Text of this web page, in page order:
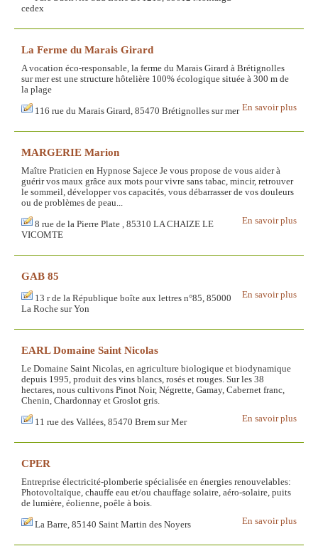
cedex
La Ferme du Marais Girard
A vocation éco-responsable, la ferme du Marais Girard à Brétignolles
sur mer est une structure hôtelière 100% écologique située à 300 m de
la plage
En savoir plus
116 rue du Marais Girard, 85470 Brétignolles sur mer
MARGERIE Marion
Maître Praticien en Hypnose Sajece Je vous propose de vous aider à
guérir vos maux grâce aux mots pour vivre sans tabac, mincir, retrouver
le sommeil, développer vos capacités, vous débarrasser de vos douleurs
ou de problèmes de peau...
En savoir plus
8 rue de la Pierre Plate , 85310 LA CHAIZE LE
VICOMTE
GAB 85
En savoir plus
13 r de la République boîte aux lettres n°85, 85000
La Roche sur Yon
EARL Domaine Saint Nicolas
Le Domaine Saint Nicolas, en agriculture biologique et biodynamique
depuis 1995, produit des vins blancs, rosés et rouges. Sur les 38
hectares, nous cultivons Pinot Noir, Négrette, Gamay, Cabernet franc,
Chenin, Chardonnay et Groslot gris.
En savoir plus
11 rue des Vallées, 85470 Brem sur Mer
CPER
Entreprise électricité-plomberie spécialisée en énergies renouvelables:
Photovoltaïque, chauffe eau et/ou chauffage solaire, aéro-solaire, puits
de lumière, éolienne, poêle à bois.
En savoir plus
La Barre, 85140 Saint Martin des Noyers